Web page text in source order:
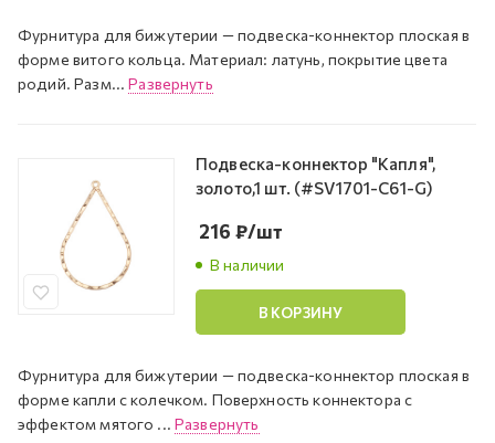
Фурнитура для бижутерии — подвеска-коннектор плоская в
форме витого кольца. Материал: латунь, покрытие цвета
родий. Разм...Развернуть
Подвеска-коннектор "Капля",
золото,1 шт. (#SV1701-C61-G)
В наличии
216 ₽/шт
В КОРЗИНУ
Фурнитура для бижутерии — подвеска-коннектор плоская в
форме капли с колечком. Поверхность коннектора с
эффектом мятого ... Развернуть